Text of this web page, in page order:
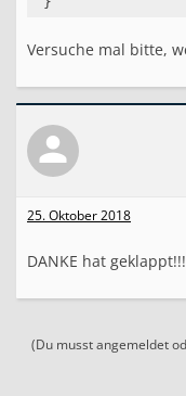
Versuche mal bitte,
25. Oktober 2018
DANKE hat geklappt!!!
(Du musst angemeldet